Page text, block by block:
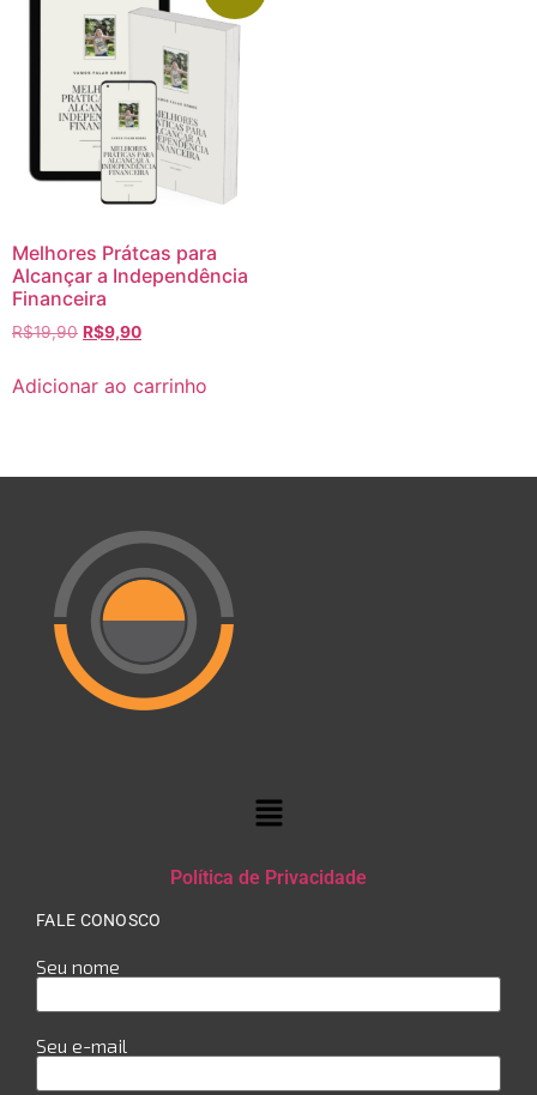
Melhores Prátcas para
Alcançar a Independência
Financeira
R$19,90 R$9,90
Adicionar ao carrinho
Política de Privacidade
FALE CONOSCO
Seu nome
Seu e-mail